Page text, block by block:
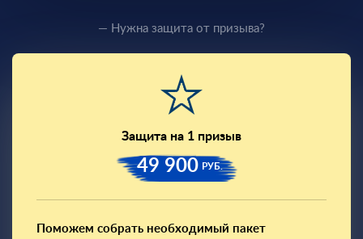
— Нужна защита от призыва?
Защита на 1 призыв
49 900 РУБ.
Поможем собрать необходимый пакет